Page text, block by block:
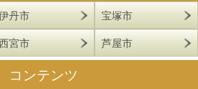
丹市 宝塚市
宮市 芦屋市
コンテンツ